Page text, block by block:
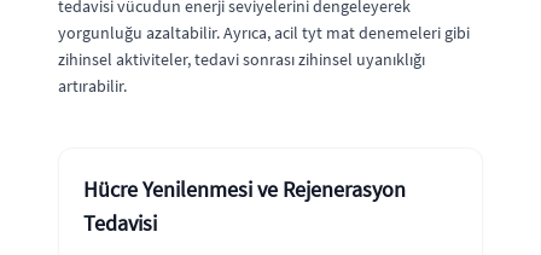
tedavisi vücudun enerji seviyelerini dengeleyerek
yorgunluğu azaltabilir. Ayrıca, acil tyt mat denemeleri gibi
zihinsel aktiviteler, tedavi sonrası zihinsel uyanıklığı
artırabilir.
Hücre Yenilenmesi ve Rejenerasyon
Tedavisi